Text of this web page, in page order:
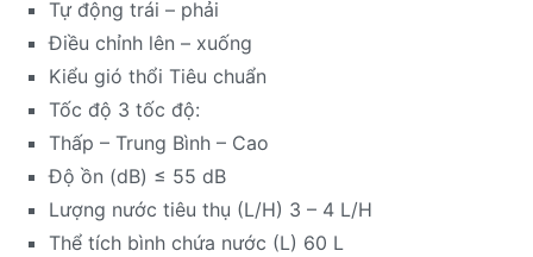
Tự động trái – phải
Điều chỉnh lên – xuống
Kiểu gió thổi Tiêu chuẩn
Tốc độ 3 tốc độ:
Thấp – Trung Bình – Cao
Độ ồn (dB) ≤ 55 dB
Lượng nước tiêu thụ (L/H) 3 – 4 L/H
Thể tích bình chứa nước (L) 60 L